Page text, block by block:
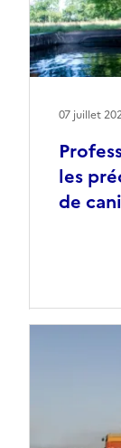
les
de
07 juillet